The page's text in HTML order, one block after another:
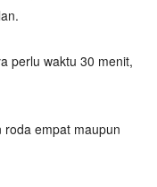
perlu waktu 30 menit,
roda empat maupun